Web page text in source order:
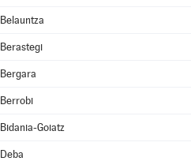
Belauntza
Berastegi
Bergara
Berrobi
Bidania-Goiatz
Deba